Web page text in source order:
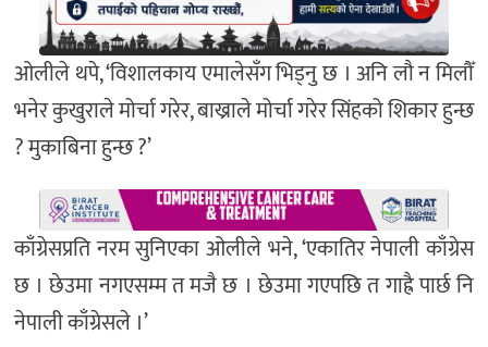
ओलीले थपे, ‘विशालकाय एमालेसँग भिड्नु छ । अनि लौ न मिलौँ
भनेर कुखुराले मोर्चा गरेर, बाख्राले मोर्चा गरेर सिंहको शिकार हुन्छ
? मुकाबिना हुन्छ ?’
काँग्रेसप्रति नरम सुनिएका ओलीले भने, ‘एकातिर नेपाली काँग्रेस
छ । छेउमा नगएसम्म त मजै छ । छेउमा गएपछि त गाह्रै पार्छ नि
नेपाली काँग्रेसले ।’